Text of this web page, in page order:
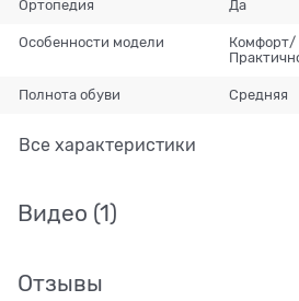
Ортопедия Да
Особенности модели
Комфорт/
Полнота обуви Средняя
Все характеристики
Видео (1)
Отзывы